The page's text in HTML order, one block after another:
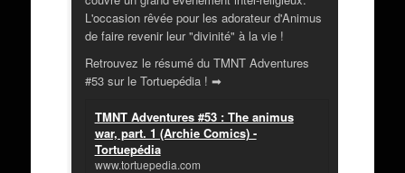
L'occasion rêvée pour les adorateur d'Animus
de faire revenir leur "divinité" à la vie !
Retrouvez le résumé du TMNT Adventures
#53 sur le Tortuepédia ! ➡
TMNT Adventures #53 : The animus
war, part. 1 (Archie Comics) -
Tortuepédia
www.tortuepedia.com